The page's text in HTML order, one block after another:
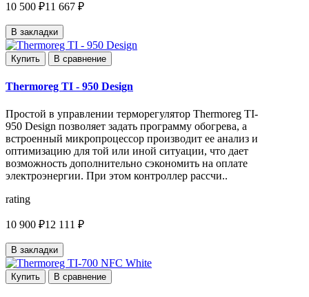
10 500 ₽11 667 ₽
В закладки
Купить В сравнение
Thermoreg TI - 950 Design
Простой в управлении терморегулятор Thermoreg TI-
950 Design позволяет задать программу обогрева, а
встроенный микропроцессор производит ее анализ и
оптимизацию для той или иной ситуации, что дает
возможность дополнительно сэкономить на оплате
электроэнергии. При этом контроллер рассчи..
rating
10 900 ₽12 111 ₽
В закладки
Купить В сравнение